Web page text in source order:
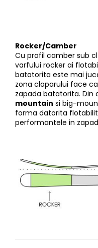
Rocker/Camber
Cu profil camber sub
varfului rocker ai
batatorita este mai
zona claparului face
zapada batatorita. Din
mountain si big-
forma datorita
performantele in